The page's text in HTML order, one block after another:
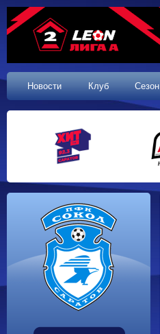
Новости Клуб Сезон